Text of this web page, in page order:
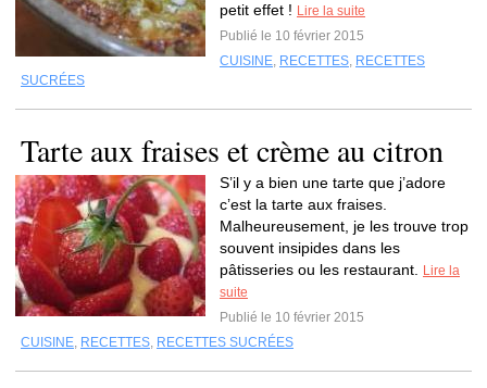
petit effet ! Lire la suite
Publié le 10 février 2015
CUISINE, RECETTES, RECETTES
SUCRÉES
Tarte aux fraises et crème au citron
S’il y a bien une tarte que j’adore
c’est la tarte aux fraises.
Malheureusement, je les trouve trop
souvent insipides dans les
pâtisseries ou les restaurant.
Lire la
suite
Publié le 10 février 2015
CUISINE, RECETTES, RECETTES SUCRÉES